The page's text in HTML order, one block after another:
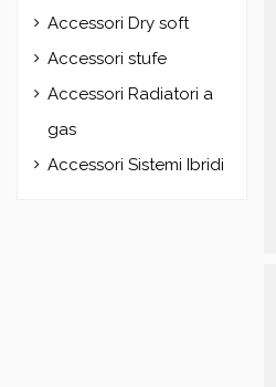
Accessori Dry soft
Accessori stufe
Accessori Radiatori a
gas
Accessori Sistemi Ibridi